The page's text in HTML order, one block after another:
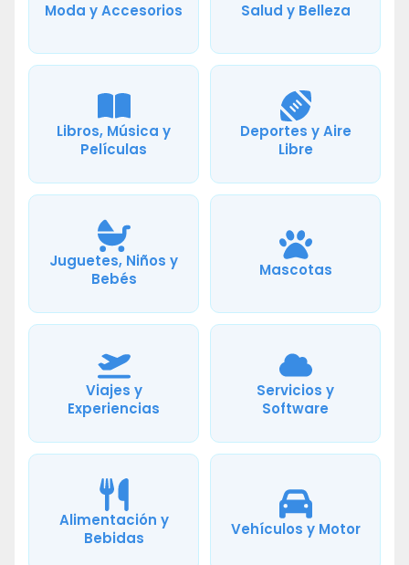
Moda y Accesorios Salud y Belleza
Libros, Música y
Películas
Deportes y Aire
Libre
Juguetes, Niños y
Bebés
Mascotas
Viajes y
Experiencias
Servicios y
Software
Alimentación y
Bebidas
Vehículos y Motor